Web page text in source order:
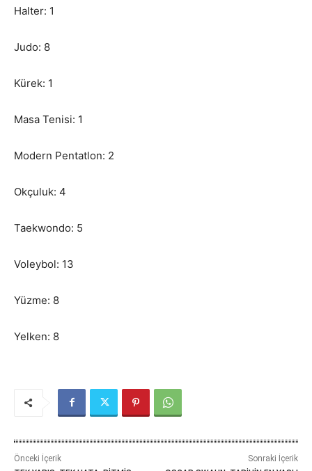
Halter: 1
Judo: 8
Kürek: 1
Masa Tenisi: 1
Modern Pentatlon: 2
Okçuluk: 4
Taekwondo: 5
Voleybol: 13
Yüzme: 8
Yelken: 8
Önceki İçerik
Sonraki İçerik